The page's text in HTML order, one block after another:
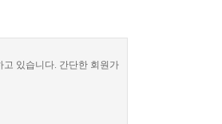
있습니다. 간단한 회원가